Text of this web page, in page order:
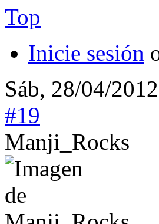
Top
Inicie sesión
Sáb, 28/04/
#19
Manji_Rocks